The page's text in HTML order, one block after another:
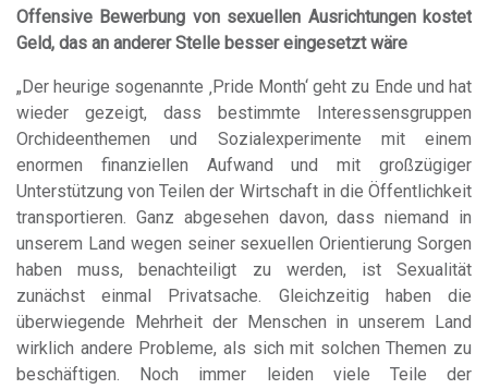
Offensive Bewerbung von sexuellen Ausrichtungen kostet
Geld, das an anderer Stelle besser eingesetzt wäre
„Der heurige sogenannte ‚Pride Month‘ geht zu Ende und hat
wieder gezeigt, dass bestimmte Interessensgruppen
Orchideenthemen und Sozialexperimente mit einem
enormen finanziellen Aufwand und mit großzügiger
Unterstützung von Teilen der Wirtschaft in die Öffentlichkeit
transportieren. Ganz abgesehen davon, dass niemand in
unserem Land wegen seiner sexuellen Orientierung Sorgen
haben muss, benachteiligt zu werden, ist Sexualität
zunächst einmal Privatsache. Gleichzeitig haben die
überwiegende Mehrheit der Menschen in unserem Land
wirklich andere Probleme, als sich mit solchen Themen zu
beschäftigen. Noch immer leiden viele Teile der